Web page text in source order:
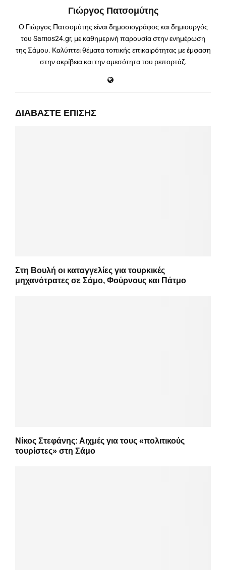
Γιώργος Πατσομύτης
Ο Γιώργος Πατσομύτης είναι δημοσιογράφος και δημιουργός
του Samos24.gr, με καθημερινή παρουσία στην ενημέρωση
της Σάμου. Καλύπτει θέματα τοπικής επικαιρότητας με έμφαση
στην ακρίβεια και την αμεσότητα του ρεπορτάζ.
ΔΙΑΒΆΣΤΕ ΕΠΊΣΗΣ
Στη Βουλή οι καταγγελίες για τουρκικές
μηχανότρατες σε Σάμο, Φούρνους και Πάτμο
Νίκος Στεφάνης: Αιχμές για τους «πολιτικούς
τουρίστες» στη Σάμο